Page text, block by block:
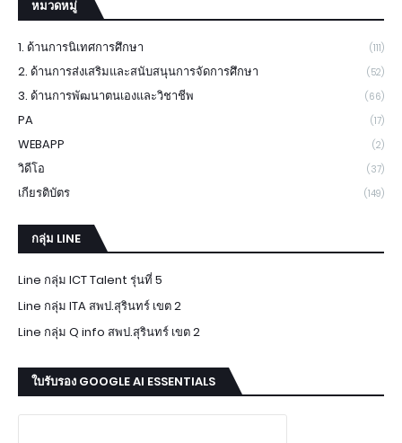
หมวดหมู่
1. ด้านการนิเทศการศึกษา (111)
2. ด้านการส่งเสริมและสนับสนุนการจัดการศึกษา (52)
3. ด้านการพัฒนาตนเองและวิชาชีพ (66)
PA (17)
WEBAPP (2)
วิดีโอ (37)
เกียรติบัตร (149)
กลุ่ม LINE
Line กลุ่ม ICT Talent รุ่นที่ 5
Line กลุ่ม ITA สพป.สุรินทร์ เขต 2
Line กลุ่ม Q info สพป.สุรินทร์ เขต 2
ใบรับรอง GOOGLE AI ESSENTIALS